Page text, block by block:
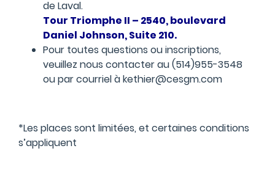
de Laval.
Tour Triomphe II – 2540, boulevard
Daniel Johnson, Suite 210.
Pour toutes questions ou inscriptions,
veuillez nous contacter au (514)955-3548
ou par courriel àkethier@cesgm.com
*Les places sont limitées, et certaines conditions
s’appliquent